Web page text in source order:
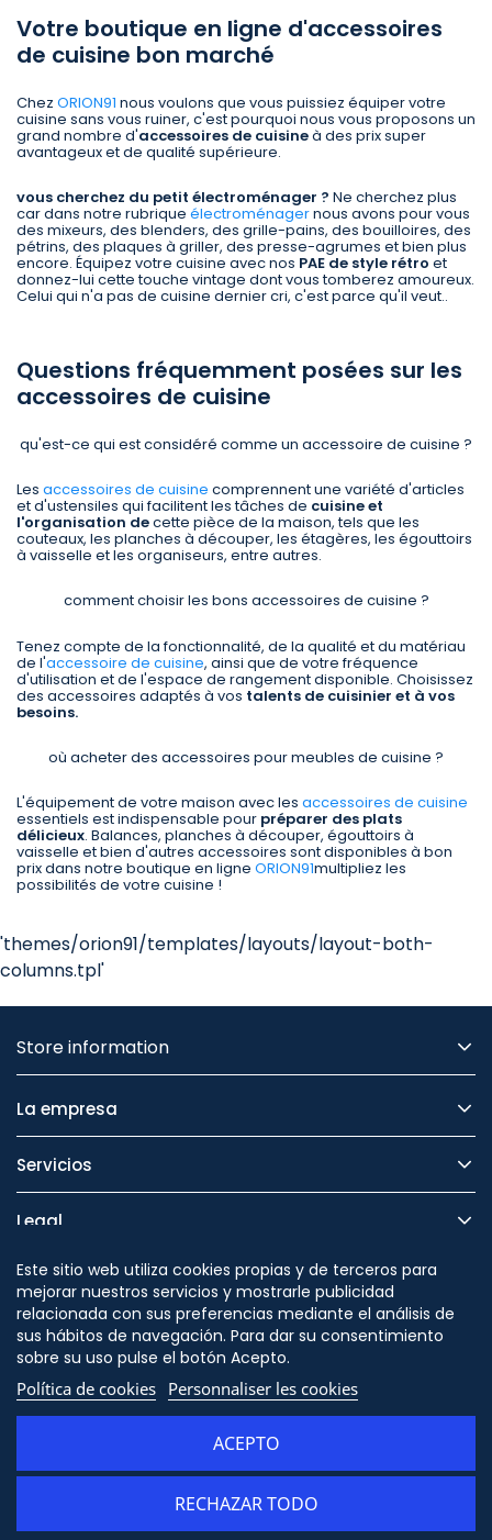
Votre boutique en ligne d'accessoires
de cuisine bon marché
Chez ORION91 nous voulons que vous puissiez équiper votre
cuisine sans vous ruiner, c'est pourquoi nous vous proposons un
grand nombre d'accessoires de cuisineà des prix super
avantageux et de qualité supérieure.
vous cherchez du petit électroménager ? Ne cherchez plus
car dans notre rubrique électroménagernous avons pour vous
des mixeurs, des blenders, des grille-pains, des bouilloires, des
pétrins, des plaques à griller, des presse-agrumes et bien plus
encore. Équipez votre cuisine avec nos PAE de style rétro et
donnez-lui cette touche vintage dont vous tomberez amoureux.
Celui qui n'a pas de cuisine dernier cri, c'est parce qu'il veut..
Questions fréquemment posées sur les
accessoires de cuisine
qu'est-ce qui est considéré comme un accessoire de cuisine ?
Les accessoires de cuisine comprennent une variété d'articles
et d'ustensiles qui facilitent les tâches de cuisine et
l'organisation decette pièce de la maison, tels que les
couteaux, les planches à découper, les étagères, les égouttoirs
à vaisselle et les organiseurs, entre autres.
comment choisir les bons accessoires de cuisine ?
Tenez compte de la fonctionnalité, de la qualité et du matériau
de l'accessoire de cuisine, ainsi que de votre fréquence
d'utilisation et de l'espace de rangement disponible. Choisissez
des accessoires adaptés à vos talents de cuisinier et à vos
besoins.
où acheter des accessoires pour meubles de cuisine ?
L'équipement de votre maison avec les accessoires de cuisine
essentiels est indispensable pour préparer des plats
délicieux. Balances, planches à découper, égouttoirs à
vaisselle et bien d'autres accessoires sont disponibles à bon
prix dans notre boutique en ligne ORION91multipliez les
possibilités de votre cuisine !
'themes/orion91/templates/layouts/layout-both-
columns.tpl'
Store information
La empresa
Servicios
Legal
Seguridad
Este sitio web utiliza cookies propias y de terceros para
mejorar nuestros servicios y mostrarle publicidad
relacionada con sus preferencias mediante el análisis de
sus hábitos de navegación. Para dar su consentimiento
sobre su uso pulse el botón Acepto.
Política de cookies Personnaliser les cookies
RECHAZAR TODO
ACEPTO
Cambiar en
/themes/orion91/modules/ps_socialfollow/